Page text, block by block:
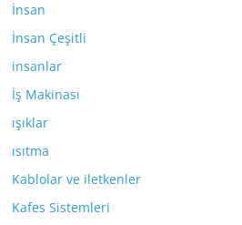
İnsan
İnsan Çeşitli
insanlar
İş Makinası
ışıklar
ısıtma
Kablolar ve iletkenler
Kafes Sistemleri